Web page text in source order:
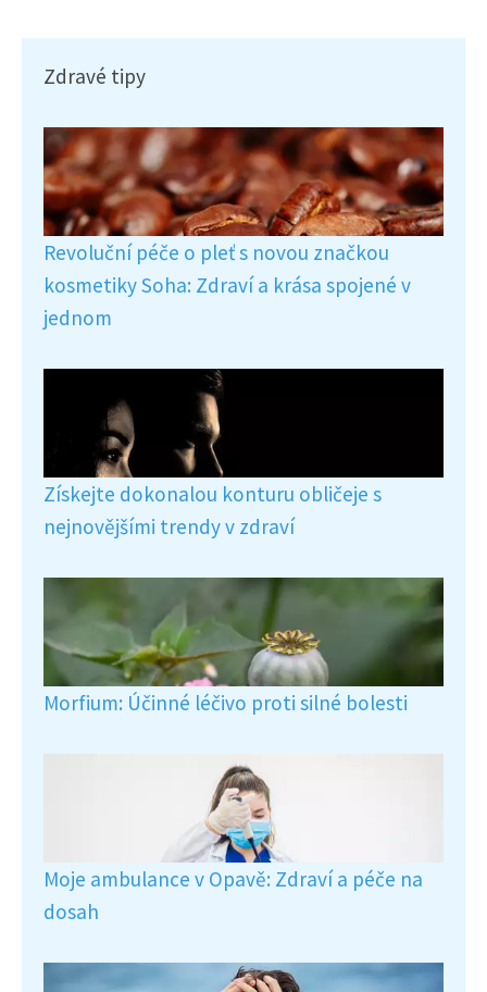
Zdravé tipy
Revoluční péče o pleť s novou značkou
kosmetiky Soha: Zdraví a krása spojené v
jednom
Získejte dokonalou konturu obličeje s
nejnovějšími trendy v zdraví
Morfium: Účinné léčivo proti silné bolesti
Moje ambulance v Opavě: Zdraví a péče na
dosah